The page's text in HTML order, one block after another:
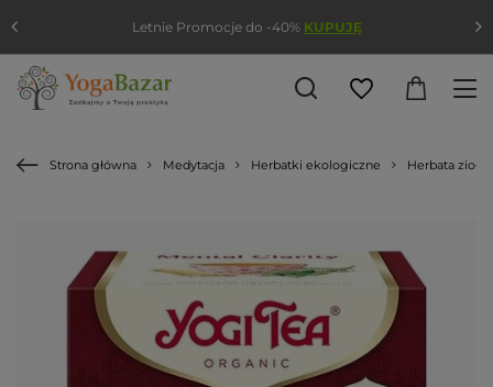
Strona główna Medytacja Herbatki ekologiczne Herbata
Letnie Promocje do -40% KUPUJĘ